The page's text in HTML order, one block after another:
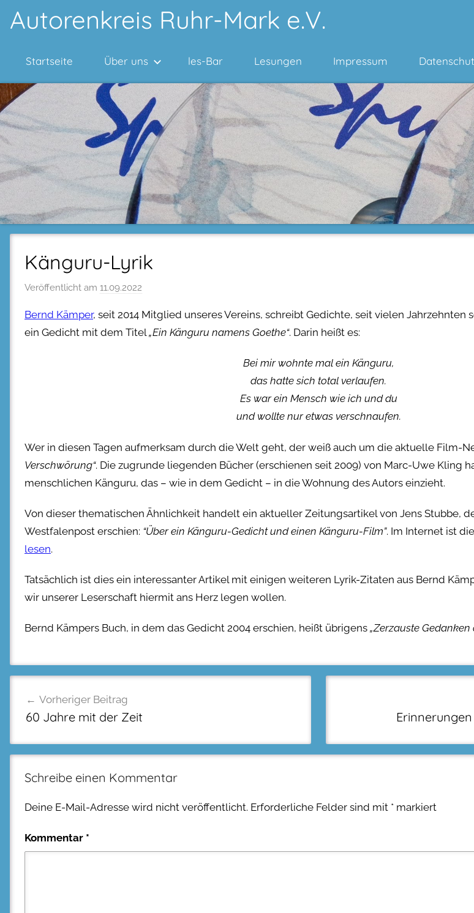
Inhalt
Autorenkreis Ruhr-Mark e.V.
Startseite Über uns les-Bar Lesungen Impressum
Känguru-Lyrik
Veröffentlicht am 11.09.2022
Bernd Kämper, seit 2014 Mitglied unseres Vereins, schreibt Gedichte, seit vielen Jahrzehnten
ein Gedicht mit dem Titel„Ein Känguru namens Goethe“. Darin heißt es:
Bei mir wohnte mal ein Känguru,
das hatte sich total verlaufen.
Es war ein Mensch wie ich und du
und wollte nur etwas verschnaufen.
Wer in diesen Tagen aufmerksam durch die Welt geht, der weiß auch um die aktuelle Film-
Verschwörung“. Die zugrunde liegenden Bücher (erschienen seit 2009) von Marc-Uwe Kling
menschlichen Känguru, das – wie in dem Gedicht – in die Wohnung des Autors einzieht.
Von dieser thematischen Ähnlichkeit handelt ein aktueller Zeitungsartikel von Jens Stubbe,
Westfalenpost erschien: “Über ein Känguru-Gedicht und einen Känguru-Film”. Im Internet ist
lesen.
Tatsächlich ist dies ein interessanter Artikel mit einigen weiteren Lyrik-Zitaten aus Bernd
wir unserer Leserschaft hiermit ans Herz legen wollen.
Bernd Kämpers Buch, in dem das Gedicht 2004 erschien, heißt übrigens „Zerzauste
Vorheriger Beitrag
60 Jahre mit der Zeit
Schreibe einen Kommentar
Deine E-Mail-Adresse wird nicht veröffentlicht. Erforderliche Felder sind mit * markiert
Kommentar *